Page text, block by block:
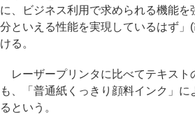
に、ビジネス利用で求められる機能を
分といえる性能を実現しているはず」
ける。
レーザープリンタに比べてテキスト
も、「普通紙くっきり顔料インク」
るという。